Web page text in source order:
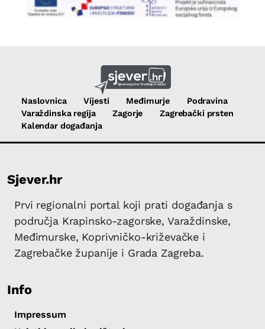
Naslovnica Vijesti Međimurje
Podravina
Varaždinska regija
Zagorje
Zagrebački prsten
Kalendar događanja
Sjever.hr
Prvi regionalni portal koji prati događanja s
područja Krapinsko-zagorske, Varaždinske,
Međimurske, Koprivničko-križevačke i
Zagrebačke županije i Grada Zagreba.
Info
Impressum